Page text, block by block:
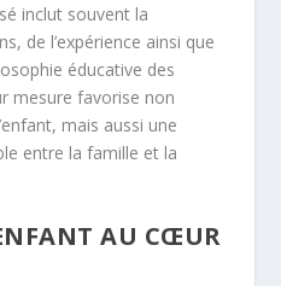
inclut souvent la
de l’expérience ainsi que
éducative des
mesure favorise non
mais aussi une
entre la famille et la
AU CŒUR